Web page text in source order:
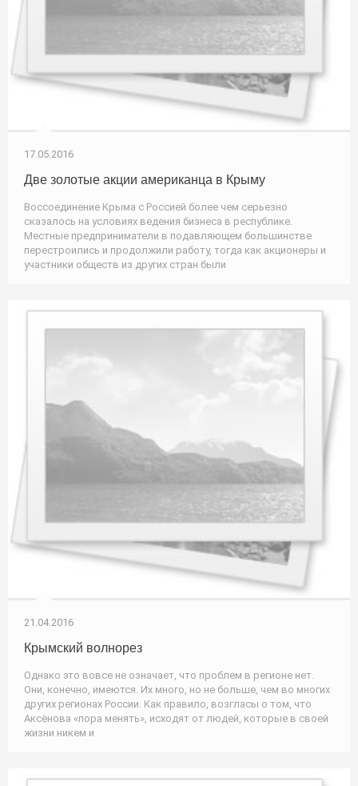
17.05.2016
Две золотые акции американца в Крыму
Воссоединение Крыма с Россией более чем серьезно
сказалось на условиях ведения бизнеса в республике.
Местные предприниматели в подавляющем большинстве
перестроились и продолжили работу, тогда как акционеры и
участники обществ из других стран были
21.04.2016
Крымский волнорез
Однако это вовсе не означает, что проблем в регионе нет.
Они, конечно, имеются. Их много, но не больше, чем во многих
других регионах России. Как правило, возгласы о том, что
Аксёнова «пора менять», исходят от людей, которые в своей
жизни никем и